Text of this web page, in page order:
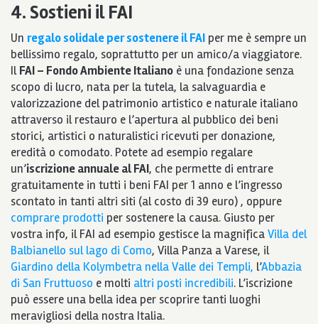
4. Sostieni il FAI
Un regalo solidale per sostenere il FAI per me è sempre un
bellissimo regalo, soprattutto per un amico/a viaggiatore.
IlFAI – Fondo Ambiente Italiano è una fondazione senza
scopo di lucro, nata per la tutela, la salvaguardia e
valorizzazione del patrimonio artistico e naturale italiano
attraverso il restauro e l’apertura al pubblico dei beni
storici, artistici o naturalistici ricevuti per donazione,
eredità o comodato. Potete ad esempio regalare
un’iscrizione annuale al FAI, che permette di entrare
gratuitamente in tutti i beni FAI per 1 anno e l’ingresso
scontato in tanti altri siti (al costo di 39 euro) , oppure
comprare prodotti per sostenere la causa. Giusto per
vostra info, il FAI ad esempio gestisce la magnificaVilla del
Balbianello sul lago di Como, Villa Panza a Varese, il
Giardino della Kolymbetra nella Valle dei Templi, l’Abbazia
di San Fruttuoso e molti altri posti incredibili. L’iscrizione
può essere una bella idea per scoprire tanti luoghi
meravigliosi della nostra Italia.